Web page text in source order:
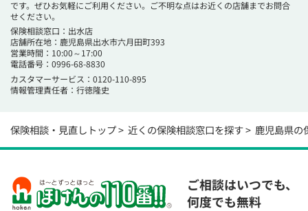
です。ぜひお気軽にご利用ください。ご不明な点はお近くの店舗までお問合
せください。
保険相談窓口：出水店
店舗所在地：鹿児島県出水市六月田町393
営業時間：10:00～17:00
電話番号：0996-68-8830
カスタマーサービス：0120-110-895
情報管理責任者：行徳隆史
保険相談・見直しトップ 近くの保険相談窓口を探す 鹿児島県の
ご相談はいつでも、
何度でも無料